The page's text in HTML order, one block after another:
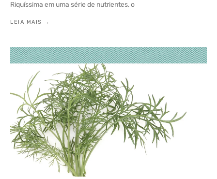
Riquíssima em uma série de nutrientes, o
LEIA MAIS →